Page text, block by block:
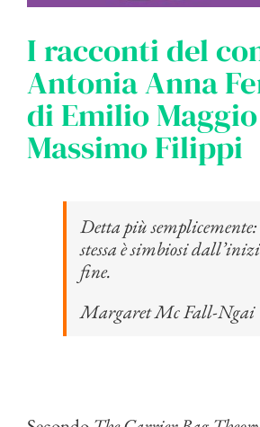
I racconti del
Antonia Anna
di Emilio
Massimo Filippi
Detta più
stessa è simbiosi
fine.
Margaret Mc Fall-Ngai